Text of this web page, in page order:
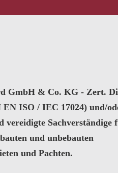
GmbH & Co. KG - Zert.
EN ISO / IEC 17024) und/
vereidigte Sachverständige
und unbebauten
und Pachten.